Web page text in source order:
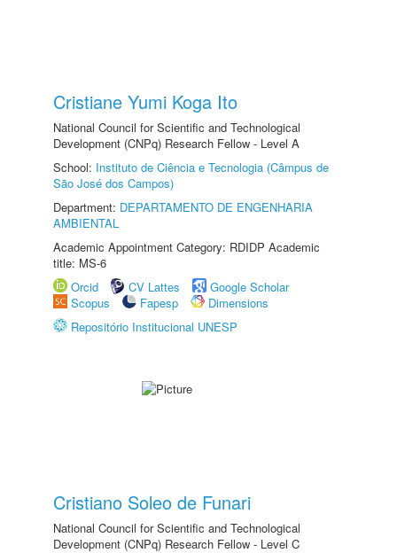
Cristiane Yumi Koga Ito
National Council for Scientific and Technological
Development (CNPq) Research Fellow - Level A
School: Instituto de Ciência e Tecnologia (Câmpus de
São José dos Campos)
Department: DEPARTAMENTO DE ENGENHARIA
AMBIENTAL
Academic Appointment Category: RDIDP Academic
title: MS-6
Orcid
CV Lattes
Google Scholar
Scopus
Fapesp
Dimensions
Repositório Institucional UNESP
Cristiano Soleo de Funari
National Council for Scientific and Technological
Development (CNPq) Research Fellow - Level C